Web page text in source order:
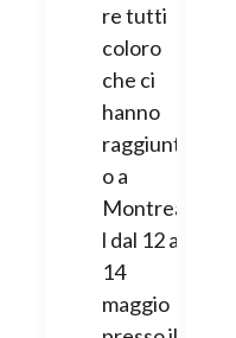
re tutti
coloro
che ci
hanno
raggiunt
o a
Montrea
l dal 12 al
14
maggio